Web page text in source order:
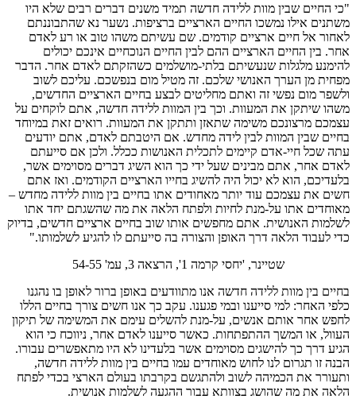
"כי החיים שבין מוות ללידה חדשה תמיד משנים דברים רבים שלא היו
משתנים אילו נמשכו החיים הארציים ברציפות. נשער נא שהתבוננתם
לאחור אל חיים ארציים קודמים. שם עשיתם משהו טוב או רע לאדם
אחר. בין החיים הארציים ההם לבין החיים הנוכחיים אינכם יכולים
להימנע מלגלות שנעשיתם בלתי-מושלמים כשהזקתם לאדם אחר. הדבר
מפחית מן הערך האנושי שלכם. זה מטיל מום בנפשכם. עליכם לשוב
ולשפר מום נפשי זה ואתם מחליטים לבצע בחיים הארציים החדשים,
משהו שיתקן את המעוות. וכך בין המוות ללידה חדשה, אתם לוקחים על
עצמכם מרצונכם משימה שתאזן ותתקן את המעוות. רואים זאת במיוחד
בחיים שבין המוות לבין לידה מחדש. אם היטבתם לאדם, אתם יודעים
עתה שכל חיי-אדם קיימים לתכלית האנושות ככלל. ולכן אם סייעתם
לאדם אחר, אתם מבינים שעל ידי כך הוא השיג דברים מסוימים אשר,
בלעדיכם, הוא לא יכול היה להשיג בחייו הארציים הקודמים. ואז אתם
חשים את עצמכם עוד יותר מאחודים אתו בחיים בין מוות ללידה מחדש –
מאוחדים אתו על-מנת לחיות ולפתח הלאה את מה שהשגתם יחד אתו
לשלמות האנושית. אתם מחפשים אותו שוב בחיים ארציים חדשים, בדיוק
כדי לעבוד הלאה דרך האופן והצורה בה סייעתם לו להגיע לשלמותו."
שטיינר, 'יחסי קרמה 1', הרצאה 3, עמ' 54-55
בחיים בין מוות ללידה חדשה אנו מתוודעים באופן ברור לאופן בו נהגנו
כלפי האחר: למי סייענו ובמי פגענו. עקב כך אנו חשים צורך בחיים הללו
לחפש אחר אותם אנשים, על-מנת להשלים עימם את המשימה של תיקון
העוול, או המשך ההתפתחות. כאשר סייענו לאדם אחר, ניווכח כי הוא
הגיע דרך כך להישגים מסוימים אשר בלעדינו לא היו מתאפשרים עבורו.
הבנה זו תגרום לנו לחוש מאוחדים עמו בחיים בין מוות ללידה חדשה,
ותעורר את הכמיהה לשוב ולהתגשם בקרבתו בעולם הארצי בכדי לפתח
הלאה את מה שהושג בצוותא עבור ההגעה לשלמות אנושית.